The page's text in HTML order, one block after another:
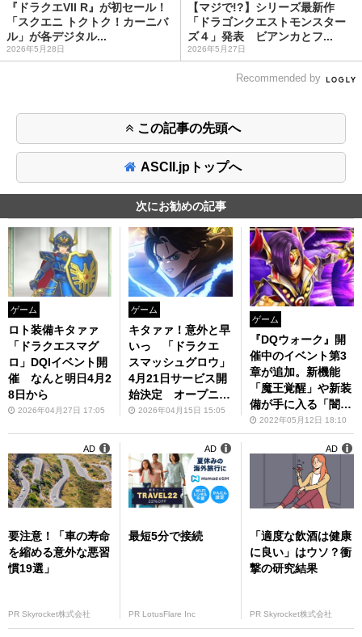
『ドラクエVII R』が初セール！
「スクエニ トクトク！カーニバ
ル」が各デジタル...
2026年5月28日
【マジで!?】シリーズ最新作
「ドラゴンクエストモンスター
ズ４」発表 ビアンカとフ...
2026年5月27日
Recommended by
この記事の先頭へ
ASCII.jpトップへ
次にお勧めの記事
ゲーム
ロト装備キタァァ
「ドラクエスマグ
ロ」DQIイベント開
催 なんと明日4月2
8日から
2026年04月27日 17:05
ゲーム
キタァァ！意外と早
いっ 「ドラクエ
スマッシュグロウ」
4月21日サービス開
始決定 オープニン
グ制作は“神風動画”
2026年04月15日 15:05
ゲーム
『DQウォーク』開
催中のイベント第3
章が追加。新機能
「魔王覚醒」や新装
備が手に入る「闇の
覇者りゅうおう装備
ふくびき」も登場！
2022年05月12日 18:10
要注意！「車の寿命
を縮める意外な悪習
慣19選」
PR Skyrocket株式会社
AD
最短5分で接続
PR LotusFlare Inc
AD
「適度な飲酒は健康
に良い」はウソ？衝
撃の研究結果
PR Skyrocket株式会社
AD